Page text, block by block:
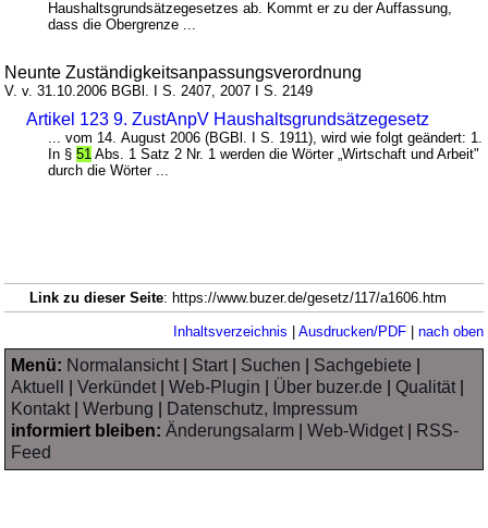
Haushaltsgrundsätzegesetzes ab. Kommt er zu der Auffassung,
dass die Obergrenze ...
Neunte Zuständigkeitsanpassungsverordnung
V. v. 31.10.2006 BGBl. I S. 2407, 2007 I S. 2149
Artikel 123 9. ZustAnpV Haushaltsgrundsätzegesetz
... vom 14. August 2006 (BGBl. I S. 1911), wird wie folgt geändert: 1.
In §51 Abs. 1 Satz 2 Nr. 1 werden die Wörter „Wirtschaft und Arbeit"
durch die Wörter ...
Link zu dieser Seite: https://www.buzer.de/gesetz/117/a1606.htm
Inhaltsverzeichnis | Ausdrucken/PDF| nach oben
Menü: Normalansicht| Start| Suchen Sachgebiete
Aktuell
|Verkündet|Web-Plugin Über buzer.de |Qualität|
Kontakt|Werbung
Datenschutz, Impressum
informiert bleiben: Änderungsalarm |Web-Widget|
RSS-
Feed